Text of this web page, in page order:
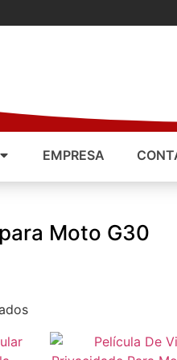
EMPRESA
Moto G30